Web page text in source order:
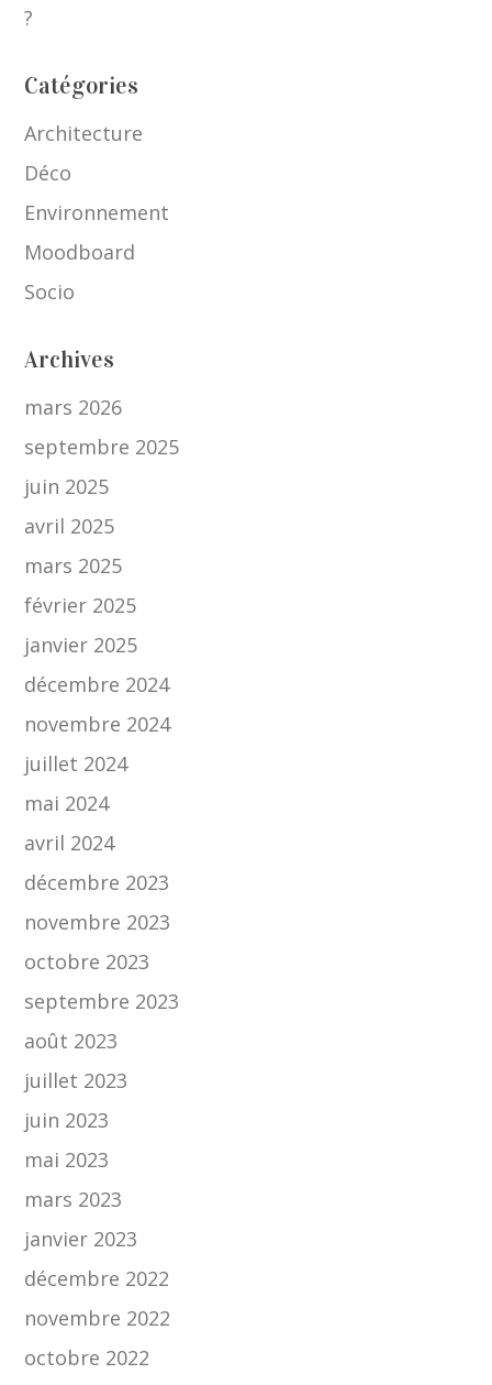
?
Catégories
Architecture
Déco
Environnement
Moodboard
Socio
Archives
mars 2026
septembre 2025
juin 2025
avril 2025
mars 2025
février 2025
janvier 2025
décembre 2024
novembre 2024
juillet 2024
mai 2024
avril 2024
décembre 2023
novembre 2023
octobre 2023
septembre 2023
août 2023
juillet 2023
juin 2023
mai 2023
mars 2023
janvier 2023
décembre 2022
novembre 2022
octobre 2022